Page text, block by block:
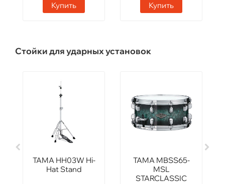
Купить
Купить
Стойки для ударных установок
TAMA HH03W Hi-
Hat Stand
TAMA MBSS65-
MSL
STARCLASSIC